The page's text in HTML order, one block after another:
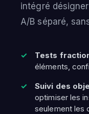
intégré
A/B séparé,
Tests
éléments,
Suivi des
optimiser les
seulement les